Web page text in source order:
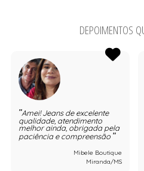
DEPOIMENTOS
Amei! Jeans de excelente
qualidade, atendimento
melhor ainda, obrigada pela
paciência e compreensão
Mibele Boutique
Miranda/MS